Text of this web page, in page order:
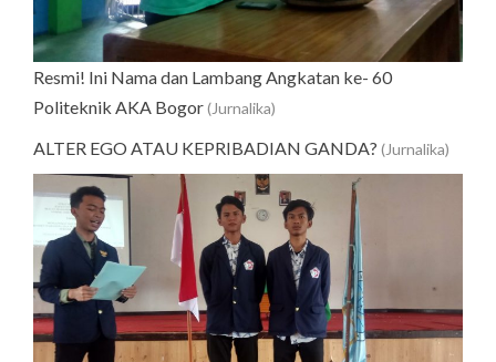
Resmi! Ini Nama dan Lambang Angkatan ke- 60
Politeknik AKA Bogor(Jurnalika)
ALTER EGO ATAU KEPRIBADIAN GANDA? (Jurnalika)